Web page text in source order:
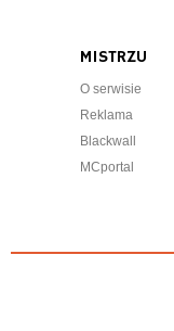
MISTRZU
O serwisie
Reklama
Blackwall
MCportal